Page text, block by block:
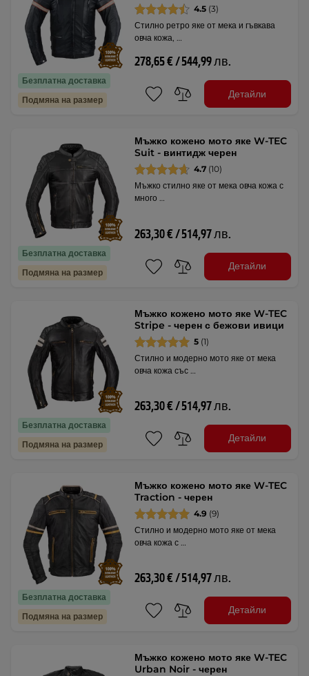
Безплатна доставка
Подмяна на размер
4.5 (3)
Стилно ретро яке от мека и гъвкава
овча кожа, …
278,65 € / 544,99 лв.
Детайли
Безплатна доставка
Подмяна на размер
Мъжко кожено мото яке W-TEC
Suit - винтидж черен
4.7 (10)
Мъжко стилно яке от мека овча кожа с
много …
263,30 € / 514,97 лв.
Детайли
Безплатна доставка
Подмяна на размер
Мъжко кожено мото яке W-TEC
Stripe - черен с бежови ивици
5 (1)
Стилно и модерно мото яке от мека
овча кожа със …
263,30 € / 514,97 лв.
Детайли
Безплатна доставка
Подмяна на размер
Мъжко кожено мото яке W-TEC
Traction - черен
4.9 (9)
Стилно и модерно мото яке от мека
овча кожа с …
263,30 € / 514,97 лв.
Детайли
Мъжко кожено мото яке W-TEC
Urban Noir - черен